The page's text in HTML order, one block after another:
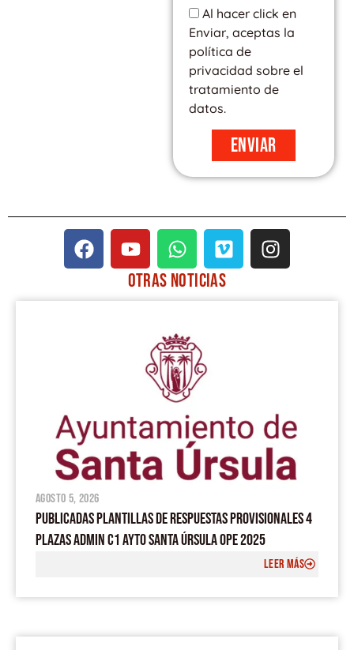
Al hacer click en
Enviar, aceptas la
política de
privacidad sobre el
tratamiento de
datos.
Enviar
F
a
e
Y
o
u
t
W
h
a
t
a
p
p
V
i
m
e
I
n
t
OTRAS NOTICIAS
agosto 5, 2026
PUBLICADAS PLANTILLAS DE RESPUESTAS PROVISIONALES 4
PLAZAS ADMIN C1 AYTO SANTA ÚRSULA OPE 2025
LEER MÁS
PÁGINAPÁGINA
PÁGINA
PÁGINA
PÁGINA